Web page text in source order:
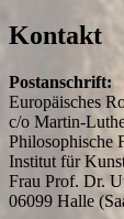
Kontakt
Postanschrift:
Europäisches
c/o Martin-
Philosophische
Institut für
Frau Prof. Dr.
06099 Halle